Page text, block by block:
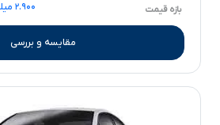
بازه قیمت ۲.۹۰۰ میلیارد تا ۴.۰۴۰ میلیارد تومانءءء
مقایسه و بررسی